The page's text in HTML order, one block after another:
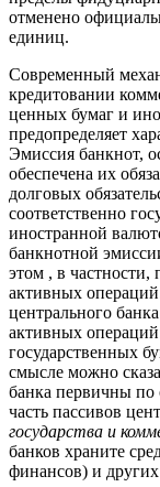
отменено
единиц.
Современный
кредитовании
ценных бумаг и
предопределяет
Эмиссия банкнот,
обеспечена их
долговых
соответственно
иностранной
банкнотной
этом , в частности,
активных
центрального
активных
государственных
смысле можно
банка первичны
часть пассивов
государства и
банков храните
финансов) и